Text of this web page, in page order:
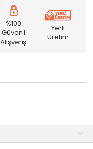
%100
Güvenli
Alışveriş
Yerli
Üretim